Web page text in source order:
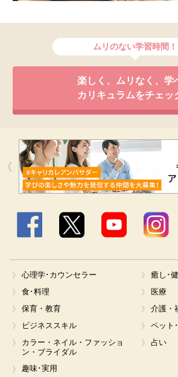
ムリのない学習時間！
楽しく、ムリなく、学
カリキュラムをチェッ
Facebook X YouTube
心理学･カウンセラー
癒し･
食･料理
医療
保育・教育
介護・
ビジネススキル
ペット
カラー・ネイル・ファッショ
ン・ブライダル
占い
趣味･実用